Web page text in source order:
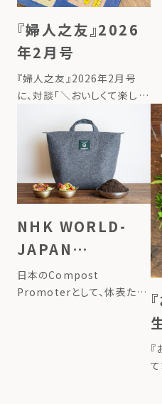
『婦人之友』2026
年2月号
『婦人之友』2026年2月号
に、対談「＼おいしくて楽しい
減」が掲載されました。 詳し
くはこちら
NHK WORLD-
JAPAN
FRONTRUNNERS
日本のCompost
Promoterとして、体表たい